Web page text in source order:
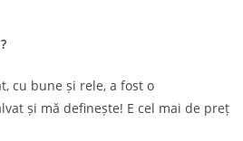
cu bune și rele, a fost o
și mă definește! E cel mai de preț